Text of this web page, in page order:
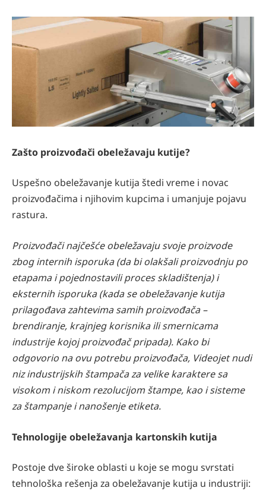
Zašto proizvođači obeležavaju kutije?
Uspešno obeležavanje kutija štedi vreme i novac
proizvođačima i njihovim kupcima i umanjuje pojavu
rastura.
Proizvođači najčešće obeležavaju svoje proizvode
zbog internih isporuka (da bi olakšali proizvodnju po
etapama i pojednostavili proces skladištenja) i
eksternih isporuka (kada se obeležavanje kutija
prilagođava zahtevima samih proizvođača –
brendiranje, krajnjeg korisnika ili smernicama
industrije kojoj proizvođač pripada). Kako bi
odgovorio na ovu potrebu proizvođača, Videojet nudi
niz industrijskih štampača za velike karaktere sa
visokom i niskom rezolucijom štampe, kao i sisteme
za štampanje i nanošenje etiketa.
Tehnologije obeležavanja kartonskih kutija
Postoje dve široke oblasti u koje se mogu svrstati
tehnološka rešenja za obeležavanje kutija u industriji: